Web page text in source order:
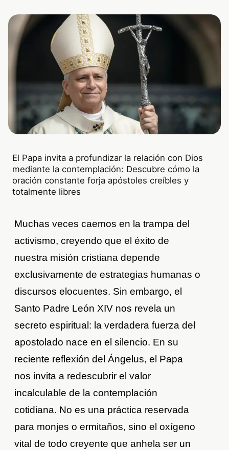
El Papa invita a profundizar la relación con Dios
mediante la contemplación: Descubre cómo la
oración constante forja apóstoles creíbles y
totalmente libres
Muchas veces caemos en la trampa del
activismo, creyendo que el éxito de
nuestra misión cristiana depende
exclusivamente de estrategias humanas o
discursos elocuentes. Sin embargo, el
Santo Padre León XIV nos revela un
secreto espiritual: la verdadera fuerza del
apostolado nace en el silencio. En su
reciente reflexión del Ángelus, el Papa
nos invita a redescubrir el valor
incalculable de la contemplación
cotidiana. No es una práctica reservada
para monjes o ermitaños, sino el oxígeno
vital de todo creyente que anhela ser un